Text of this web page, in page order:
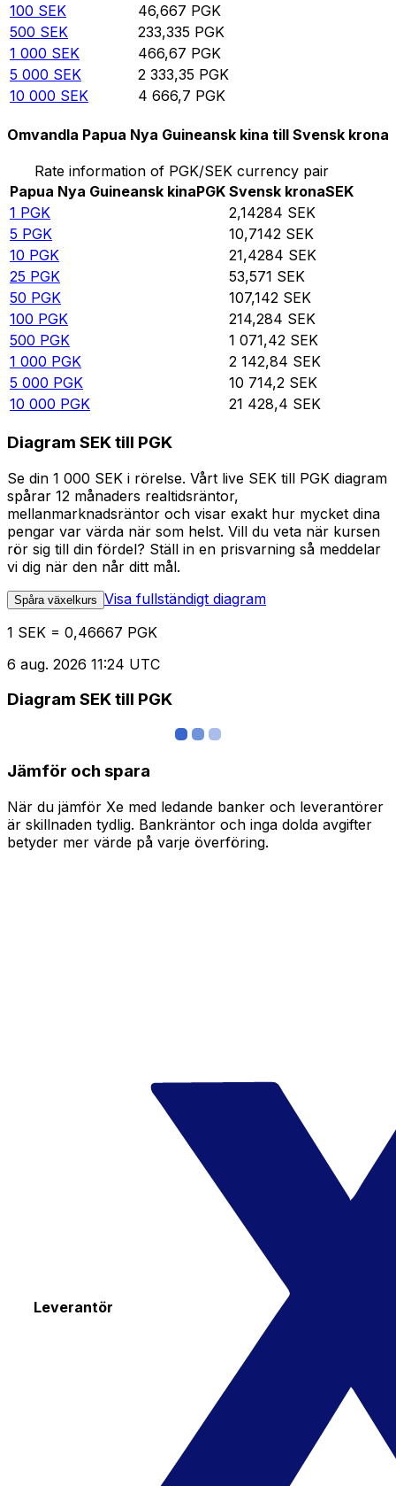
100 SEK 46,667 PGK
500 SEK 233,335 PGK
1 000 SEK 466,67 PGK
5 000 SEK 2 333,35 PGK
10 000 SEK 4 666,7 PGK
Omvandla Papua Nya Guineansk kina till Svensk krona
Rate information of PGK/SEK currency pair
Papua Nya Guineansk kinaPGK Svensk kronaSEK
1 PGK 2,14284 SEK
5 PGK 10,7142 SEK
10 PGK 21,4284 SEK
25 PGK 53,571 SEK
50 PGK 107,142 SEK
100 PGK 214,284 SEK
500 PGK 1 071,42 SEK
1 000 PGK 2 142,84 SEK
5 000 PGK 10 714,2 SEK
10 000 PGK 21 428,4 SEK
Diagram SEK till PGK
Se din 1 000 SEK i rörelse. Vårt live SEK till PGK diagram
spårar 12 månaders realtidsräntor,
mellanmarknadsräntor och visar exakt hur mycket dina
pengar var värda när som helst. Vill du veta när kursen
rör sig till din fördel? Ställ in en prisvarning så meddelar
vi dig när den når ditt mål.
Spåra växelkurs Visa fullständigt diagram
1 SEK = 0,46667 PGK
6 aug. 2026 11:24 UTC
Diagram SEK till PGK
Jämför och spara
När du jämför Xe med ledande banker och leverantörer
är skillnaden tydlig. Bankräntor och inga dolda avgifter
betyder mer värde på varje överföring.
Leverantör